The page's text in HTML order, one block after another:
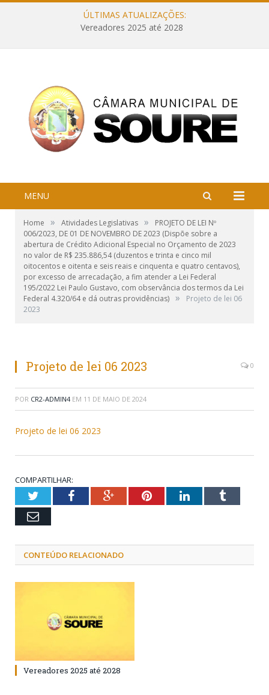
ÚLTIMAS ATUALIZAÇÕES:
Vereadores 2025 até 2028
MENU
Home » Atividades Legislativas »
PROJETO DE LEI Nº
006/2023, DE 01 DE NOVEMBRO DE 2023 (Dispõe sobre a
abertura de Crédito Adicional Especial no Orçamento de 2023
no valor de R$ 235.886,54 (duzentos e trinta e cinco mil
oitocentos e oitenta e seis reais e cinquenta e quatro centavos),
por excesso de arrecadação, a fim atender a Lei Federal
195/2022 Lei Paulo Gustavo, com observância dos termos da Lei
Federal 4.320/64 e dá outras providências) »
Projeto de lei 06
2023
Projeto de lei 06 2023 0
POR CR2-ADMIN4 EM 11 DE MAIO DE 2024
Projeto de lei 06 2023
COMPARTILHAR:
TwitterFacebookGoogle+PinterestLinkedInTumblr
Email
CONTEÚDO RELACIONADO
Vereadores 2025 até 2028